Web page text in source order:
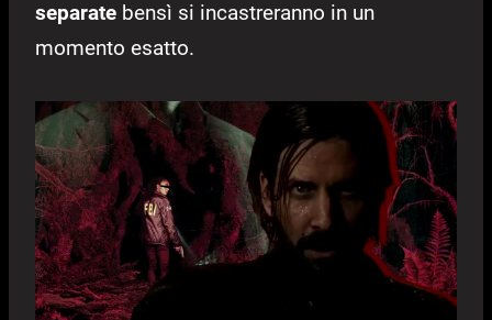
separate bensì si incastreranno in un
momento esatto.